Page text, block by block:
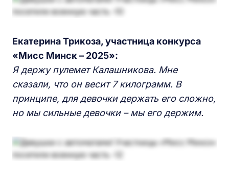
Екатерина Трикоза, участница конкурса
«Мисс Минск – 2025»:
Я держу пулемет Калашникова. Мне
сказали, что он весит 7 килограмм. В
принципе, для девочки держать его сложно,
но мы сильные девочки – мы его держим.